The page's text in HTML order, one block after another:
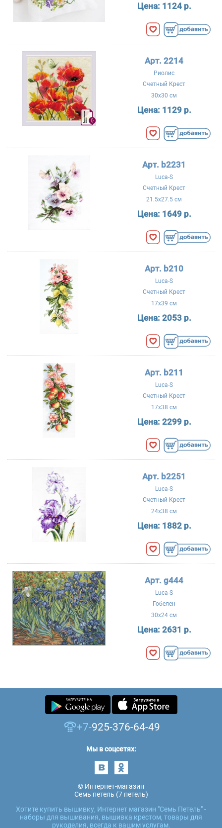
Цена: 1124 р.
Арт. 2214
Риолис
Счетный Крест
30x30 см
Цена: 1129 р.
Арт. b2231
Luca-S
Счетный Крест
21.5x27.5 см
Цена: 1649 р.
Арт. b210
Luca-S
Счетный Крест
17x39 см
Цена: 2053 р.
Арт. b211
Luca-S
Счетный Крест
17x38 см
Цена: 2299 р.
Арт. b2251
Luca-S
Счетный Крест
24x38 см
Цена: 1882 р.
Арт. g444
Luca-S
Гобелен
30x24 см
Цена: 2631 р.
+7-925-376-64-49
Мы в соцсетях:
© Интернет-магазин
Семь петель (7 петель)
Хотите купить вышивку, Интернет магазин "Семь Петель" -
наборы для вышивания, вышивка крестом, товары для
рукоделия, всегда к вашим услугам.